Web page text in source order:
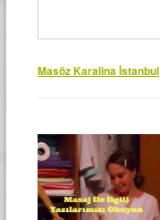
Masöz Karalina İstanbul